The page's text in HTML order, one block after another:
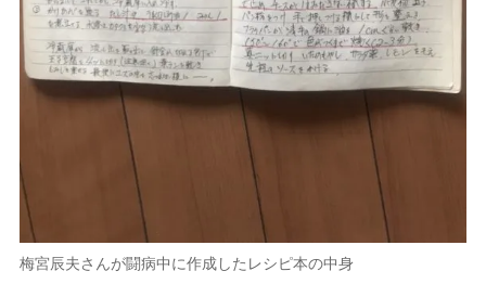
梅宮辰夫さんが闘病中に作成したレシピ本の中身